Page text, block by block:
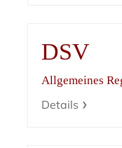
DSV
Allgemeines
Details